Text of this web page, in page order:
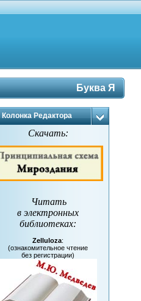
Буква Я
Колонка Редактора
Скачать:
Читать
в электронных
библиотеках:
Zelluloza:
(ознакомительное чтение
без регистрации)